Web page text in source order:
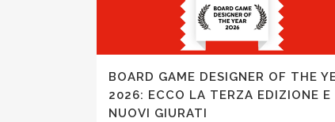
BOARD GAME DESIGNER OF THE
2026: ECCO LA TERZA EDIZIONE E
NUOVI GIURATI